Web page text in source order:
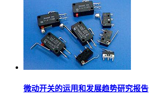
微动开关的运用和发展趋势研究报告